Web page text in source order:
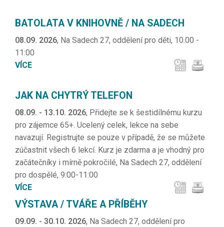
BATOLATA V KNIHOVNĚ / NA SADECH
08.09. 2026, Na Sadech 27, oddělení pro děti, 10.00 -
11:00
VÍCE
JAK NA CHYTRÝ TELEFON
08.09. - 13.10. 2026, Přidejte se k šestidílnému kurzu
pro zájemce 65+. Ucelený celek, lekce na sebe
navazují. Registrujte se pouze v případě, že se můžete
zúčastnit všech 6 lekcí. Kurz je zdarma a je vhodný pro
začátečníky i mírně pokročilé, Na Sadech 27, oddělení
pro dospělé, 9:00-11:00
VÍCE
VÝSTAVA / TVÁŘE A PŘÍBĚHY
09.09. - 30.10. 2026, Na Sadech 27, oddělení pro